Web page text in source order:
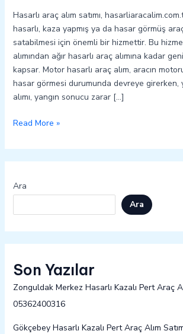
Hasarlı araç alım satımı,
hasarlı, kaza yapmış ya da hasar görmüş
satabilmesi için önemli bir hizmettir. Bu
alımından ağır hasarlı araç alımına kadar
kapsar. Motor hasarlı araç alım, aracın
hasar görmesi durumunda devreye girerken,
alımı, yangın sonucu zarar […]
Read More »
Ara
Ara
Son Yazılar
Zonguldak Merkez Hasarlı Kazalı Pert Araç
05362400316
Gökçebey Hasarlı Kazalı Pert Araç Alım